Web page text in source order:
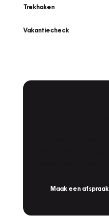
Trekhaken
Vakantiecheck
Maak een afspraak